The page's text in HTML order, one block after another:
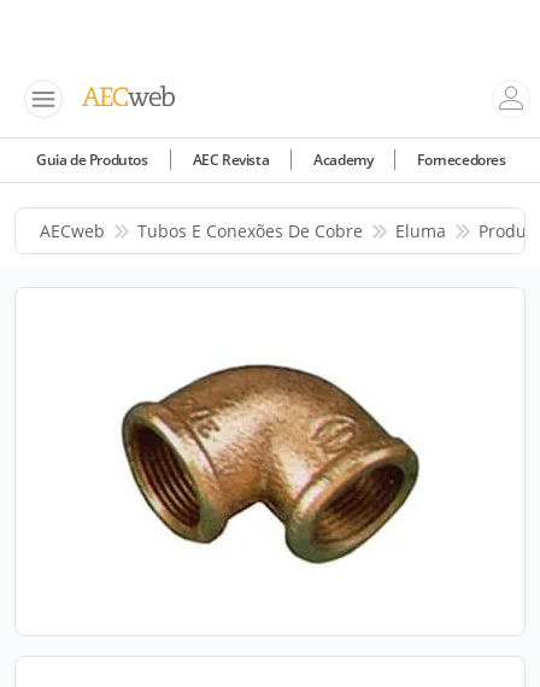
Guia de Produtos AEC Revista Academy Fornecedores
AECweb Tubos E Conexões De Cobre Eluma